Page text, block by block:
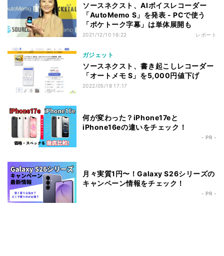
ソースネクスト、AIボイスレコーダー
「AutoMemo S」を発表 - PCで使う
「ポケトーク字幕」は単体展開も
2021/12/10 16:22 レポート
ガジェット
ソースネクスト、書き起こしレコーダー
「オートメモ S」を5,000円値下げ
2022/05/18 17:17
何が変わった？iPhone17eと
iPhone16eの違いをチェック！
- PR -
月々実質1円〜！Galaxy S26シリーズの
キャンペーン情報をチェック！
- PR -